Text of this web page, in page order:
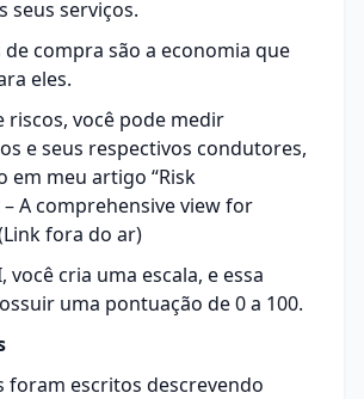
seus serviços.
de compra são a economia que
eles.
riscos, você pode medir
e seus respectivos condutores,
em meu artigo “Risk
A comprehensive view for
fora do ar)
você cria uma escala, e essa
uma pontuação de 0 a 100.
foram escritos descrevendo